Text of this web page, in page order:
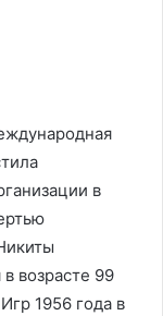
в
возрасте 99
1956 года в